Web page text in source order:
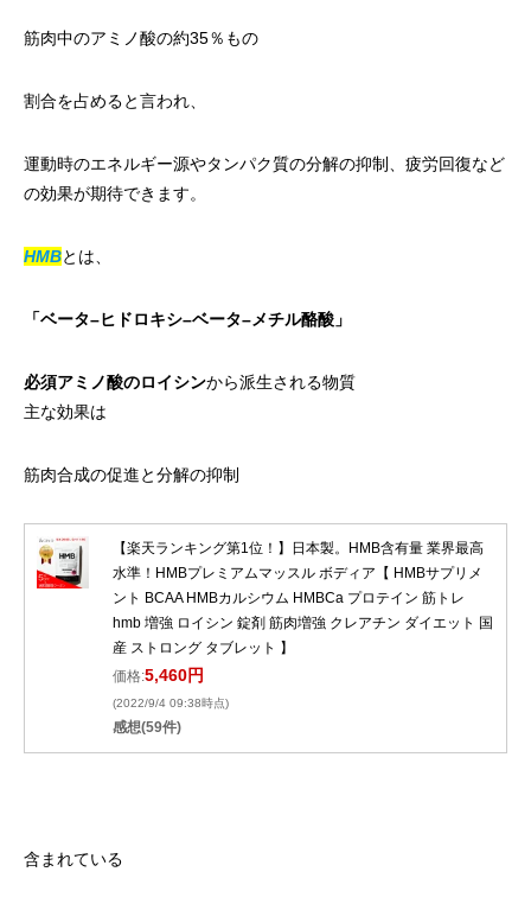
筋肉中のアミノ酸の約35％もの
割合を占めると言われ、
運動時のエネルギー源やタンパク質の分解の抑制、疲労回復など
の効果が期待できます。
HMBとは、
「ベータ–ヒドロキシ–ベータ–メチル酪酸」
必須アミノ酸のロイシンから派生される物質
主な効果は
筋肉合成の促進と分解の抑制
【楽天ランキング第1位！】日本製。HMB含有量 業界最高
水準！HMBプレミアムマッスル ボディア【 HMBサプリメ
ント BCAA HMBカルシウム HMBCa プロテイン 筋トレ
hmb 増強 ロイシン 錠剤 筋肉増強 クレアチン ダイエット 国
産 ストロング タブレット 】
価格:5,460円
(2022/9/4 09:38時点)
感想(59件)
含まれている